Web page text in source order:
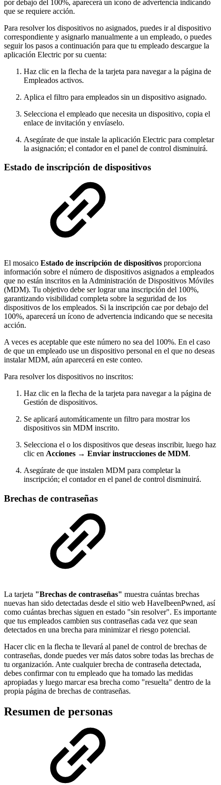
por debajo del 100%, aparecerá un ícono de advertencia indicando
que se requiere acción.
Para resolver los dispositivos no asignados, puedes ir al dispositivo
correspondiente y asignarlo manualmente a un empleado, o puedes
seguir los pasos a continuación para que tu empleado descargue la
aplicación Electric por su cuenta:
Haz clic en la flecha de la tarjeta para navegar a la página de
Empleados activos.
Aplica el filtro para empleados sin un dispositivo asignado.
Selecciona el empleado que necesita un dispositivo, copia el
enlace de invitación y envíaselo.
Asegúrate de que instale la aplicación Electric para completar
la asignación; el contador en el panel de control disminuirá.
Estado de inscripción de dispositivos
El mosaico Estado de inscripción de dispositivos proporciona
información sobre el número de dispositivos asignados a empleados
que no están inscritos en la Administración de Dispositivos Móviles
(MDM). Tu objetivo debe ser lograr una inscripción del 100%,
garantizando visibilidad completa sobre la seguridad de los
dispositivos de los empleados. Si la inscripción cae por debajo del
100%, aparecerá un ícono de advertencia indicando que se necesita
acción.
A veces es aceptable que este número no sea del 100%. En el caso
de que un empleado use un dispositivo personal en el que no deseas
instalar MDM, aún aparecerá en este conteo.
Para resolver los dispositivos no inscritos:
Haz clic en la flecha de la tarjeta para navegar a la página de
Gestión de dispositivos.
Se aplicará automáticamente un filtro para mostrar los
dispositivos sin MDM inscrito.
Selecciona el o los dispositivos que deseas inscribir, luego haz
clic en Acciones → Enviar instrucciones de MDM.
Asegúrate de que instalen MDM para completar la
inscripción; el contador en el panel de control disminuirá.
Brechas de contraseñas
La tarjeta "Brechas de contraseñas" muestra cuántas brechas
nuevas han sido detectadas desde el sitio web HaveIbeenPwned, así
como cuántas brechas siguen en estado "sin resolver". Es importante
que tus empleados cambien sus contraseñas cada vez que sean
detectados en una brecha para minimizar el riesgo potencial.
Hacer clic en la flecha te llevará al panel de control de brechas de
contraseñas, donde puedes ver más datos sobre todas las brechas de
tu organización. Ante cualquier brecha de contraseña detectada,
debes confirmar con tu empleado que ha tomado las medidas
apropiadas y luego marcar esa brecha como "resuelta" dentro de la
propia página de brechas de contraseñas.
Resumen de personas